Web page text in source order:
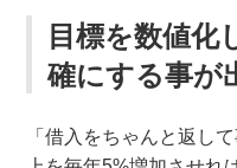
目標を数値化
確にする事が
「借入をちゃんと返し